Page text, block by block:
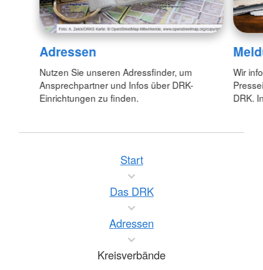
Adressen
Nutzen Sie unseren Adressfinder, um
Ansprechpartner und Infos über DRK-
Einrichtungen zu finden.
Wir
DRK.
Start
Das DRK
Adressen
Kreisverbände